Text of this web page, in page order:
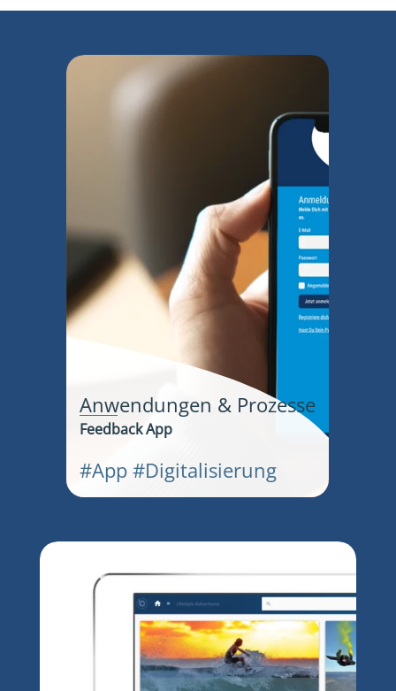
Anwendungen & Prozesse
Feedback App
#App #Digitalisierung